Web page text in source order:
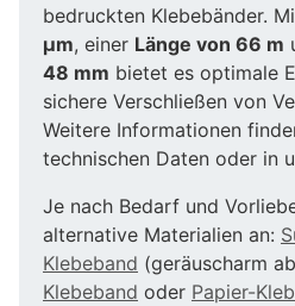
bedruckten Klebebänder.
µm, einer Länge von 66 m
48 mm bietet es optimale
sichere Verschließen von
Weitere Informationen
technischen Daten oder in
Je nach Bedarf und
alternative Materialien an:
Klebeband (geräuscharm
Klebeband oder Papier-